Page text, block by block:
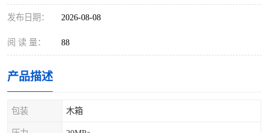
发布日期： 2026-08-08
阅 读 量： 88
产品描述
包装 木箱